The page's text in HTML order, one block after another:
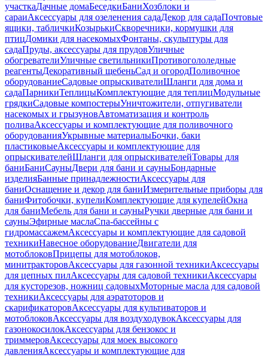
участкаДачные домаБеседкиБаниХозблоки и
сараиАксессуары для озеленения садаДекор для садаПочтовые
ящики, табличкиКозырькиСкворечники, кормушки для
птицДомики для насекомыхФонтаны, скульптуры для
садаПруды, аксессуары для прудовУличные
обогревателиУличные светильникиПротивогололедные
реагентыДекоративный щебеньСад и огородПоливочное
оборудованиеСадовые опрыскивателиШланги для дома и
садаПарникиТеплицыКомплектующие для теплицМодульные
грядкиСадовые компостерыУничтожители, отпугиватели
насекомых и грызуновАвтоматизация и контроль
поливаАксессуары и комплектующие для поливочного
оборудованияУкрывные материалыБочки, баки
пластиковыеАксессуары и комплектующие для
опрыскивателейШланги для опрыскивателейТовары для
баниБаниСауныДвери для бани и сауныБондарные
изделияБанные принадлежностиАксессуары для
баниОснащение и декор для баниИзмерительные приборы для
баниФитобочки, купелиКомплектующие для купелейОкна
для баниМебель для бани и сауныРучки дверные для бани и
сауныЭфирные маслаСпа-бассейны с
гидромассажемАксессуары и комплектующие для садовой
техникиНавесное оборудованиеДвигатели для
мотоблоковПрицепы для мотоблоков,
минитракторовАксессуары для газонной техникиАксессуары
для цепных пилАксессуары для садовой техникиАксессуары
для кусторезов, ножниц садовыхМоторные масла для садовой
техникиАксессуары для аэратоторов и
скарификаторовАксессуары для культиваторов и
мотоблоковАксессуары для воздуходувокАксессуары для
газонокосилокАксессуары для бензокос и
триммеровАксессуары для моек высокого
давленияАксессуары и комплектующие для